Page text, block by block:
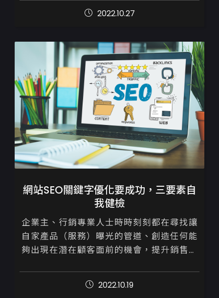
為避免如此，建議您詢問或請專業人士來協
2022.10.27
網站SEO關鍵字優化要成功，三要素自
我健檢
企業主、行銷專業人士時時刻刻都在尋找讓
自家產品（服務）曝光的管道、創造任何能
夠出現在潛在顧客面前的機會，提升銷售。
身處網路世代，好消息是我們並不需要只單
靠購買廣告才能做賣出商品，善用Go...
2022.10.19